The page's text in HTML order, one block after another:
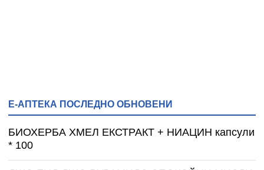
Е-АПТЕКА ПОСЛЕДНО ОБНОВЕНИ
БИОХЕРБА ХМЕЛ ЕКСТРАКТ + НИАЦИН капсули
* 100